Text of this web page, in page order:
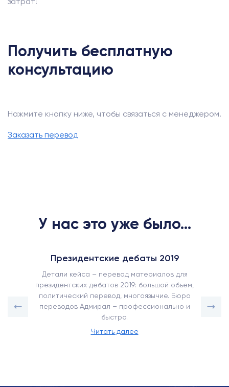
Получить бесплатную
консультацию
Нажмите кнопку ниже, чтобы связаться с менеджером.
Заказать перевод
У нас это уже было...
Президентские дебаты 2019
Детали кейса – перевод материалов для
президентских дебатов 2019: большой объем,
политический перевод, многоязычие. Бюро
переводов Адмирал – профессионально и
быстро.
Читать далее